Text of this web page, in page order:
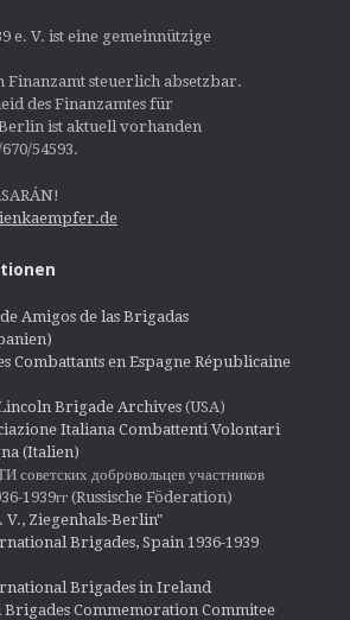
e. V. ist eine gemeinnützige
Finanzamt steuerlich absetzbar.
des Finanzamtes für
ist aktuell vorhanden
54593.
Amigos de las Brigadas
Combattants en Espagne Républicaine
Brigade Archives (USA)
Italiana Combattenti Volontari
(Italien)
добровольцев участников
1939гг (Russische Föderation)
V., Ziegenhals-Berlin"
Brigades, Spain 1936-1939
Brigades in Ireland
Commemoration Commitee